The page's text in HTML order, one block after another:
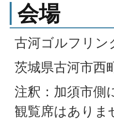
会場
古河ゴルフリン
茨城県古河市西
注釈：加須市側
観覧席はありま